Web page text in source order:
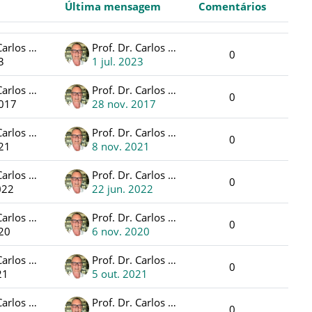
Última mensagem
Comentários
Ações
Prof. Dr. Carlos Fernando Jung
Prof. Dr. Carlos Fernando Jung
1 jul. 2023
0
Prof. Dr. Carlos Fernando Jung
Prof. Dr. Carlos Fernando Jung
28 nov. 2017
0
Prof. Dr. Carlos Fernando Jung
Prof. Dr. Carlos Fernando Jung
8 nov. 2021
0
Prof. Dr. Carlos Fernando Jung
Prof. Dr. Carlos Fernando Jung
22 jun. 2022
0
Prof. Dr. Carlos Fernando Jung
Prof. Dr. Carlos Fernando Jung
6 nov. 2020
0
Prof. Dr. Carlos Fernando Jung
Prof. Dr. Carlos Fernando Jung
5 out. 2021
0
Prof. Dr. Carlos Fernando Jung
Prof. Dr. Carlos Fernando Jung
0